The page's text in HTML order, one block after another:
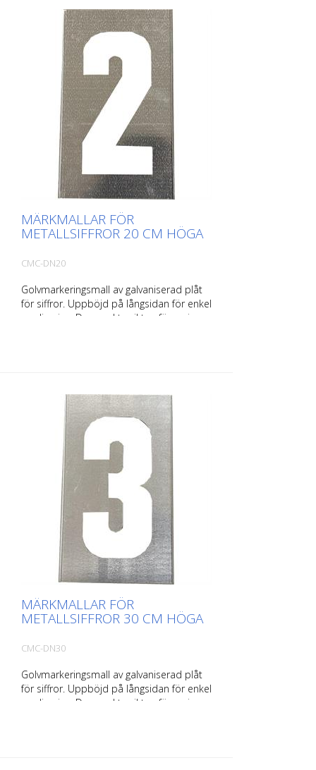
MÄRKMALLAR FÖR
METALLSIFFROR 20 CM HÖGA
CMC-DN20
Golvmarkeringsmall av galvaniserad plåt
för siffror. Uppböjd på långsidan för enkel
applicering. Den exakta vikten för varje
MÄRKMALLAR FÖR
METALLSIFFROR 30 CM HÖGA
CMC-DN30
Golvmarkeringsmall av galvaniserad plåt
för siffror. Uppböjd på långsidan för enkel
applicering. Den exakta vikten för varje